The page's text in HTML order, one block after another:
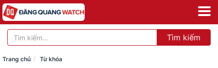
Tìm kiếm
Trang chủ Từ khóa